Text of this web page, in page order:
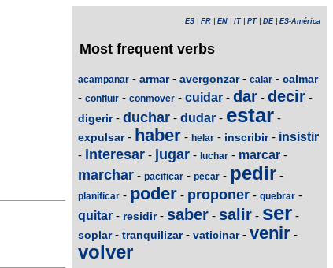
ES FR EN IT PT DE| ES-América
Most frequent verbs
acampanar - armar- avergonzar- calar - calmar
- confluir - conmover - cuidar - dar - decir -
digerir- duchar - dudar - estar -
expulsar- haber - helar - inscribir- insistir
- interesar - jugar - luchar - marcar -
marchar - pacificar - pecar - pedir -
planificar - poder - proponer - quebrar -
quitar - residir- saber - salir - ser -
soplar- tranquilizar- vaticinar- venir -
volver